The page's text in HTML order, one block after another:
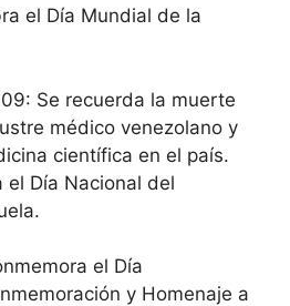
el Día Mundial de la
Se recuerda la muerte
médico venezolano y
científica en el país.
el Día Nacional del
el Día
y Homenaje a